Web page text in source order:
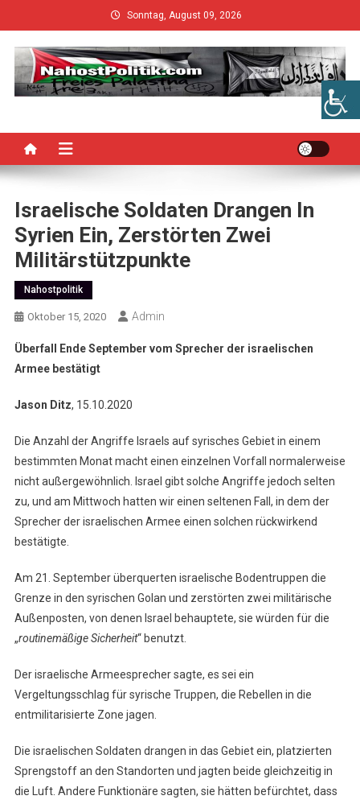
to
content
Sonntag, August 09, 2026
Israelische Soldaten Drangen In
Syrien Ein, Zerstörten Zwei
Militärstützpunkte
Nahostpolitik
Oktober 15, 2020 Admin
Überfall Ende September vom Sprecher der israelischen
Armee bestätigt
Jason Ditz, 15.10.2020
Die Anzahl der Angriffe Israels auf syrisches Gebiet in einem
bestimmten Monat macht einen einzelnen Vorfall normalerweise
nicht außergewöhnlich. Israel gibt solche Angriffe jedoch selten
zu, und am Mittwoch hatten wir einen seltenen Fall, in dem der
Sprecher der israelischen Armee einen solchen rückwirkend
bestätigte.
Am 21. September überquerten israelische Bodentruppen die
Grenze in den syrischen Golan und zerstörten zwei militärische
Außenposten, von denen Israel behauptete, sie würden für die
„routinemäßige Sicherheit“ benutzt.
Der israelische Armeesprecher sagte, es sei ein
Vergeltungsschlag für syrische Truppen, die Rebellen in die
entmilitarisierte Zone jagen.
Die israelischen Soldaten drangen in das Gebiet ein, platzierten
Sprengstoff an den Standorten und jagten beide gleichzeitig in
die Luft. Andere Funktionäre sagten, sie hätten befürchtet, dass